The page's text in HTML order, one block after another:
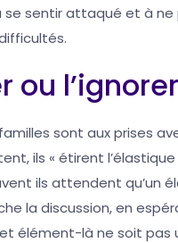
se sentir attaqué et à ne
ou
sont aux prises
ils « étirent l’élastique
ils attendent qu’un
la discussion, en
élément-là ne soit pas